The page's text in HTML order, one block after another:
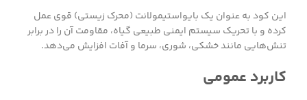
این کود به عنوان یک بایواستیمولانت (محرک زیستی) قوی عمل
کرده و با تحریک سیستم ایمنی طبیعی گیاه، مقاومت آن را در برابر
تنش‌هایی مانند خشکی، شوری، سرما و آفات افزایش می‌دهد.
کاربرد عمومی